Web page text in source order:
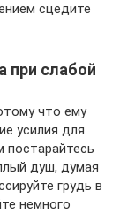
сцедите
при слабой
что ему
усилия для
постарайтесь
душ, думая
грудь в
немного